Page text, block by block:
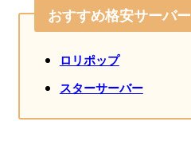
おすすめ格安サーバー
ロリポップ
スターサーバー